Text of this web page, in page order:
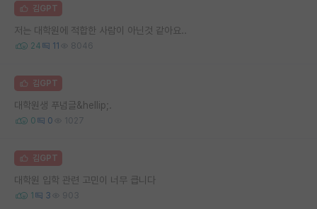
김GPT
저는 대학원에 적합한 사람이 아닌것 같아요..
24 11 8046
김GPT
대학원생 푸념글&hellip;.
0 0 1027
김GPT
대학원 입학 관련 고민이 너무 큽니다
1 3 903